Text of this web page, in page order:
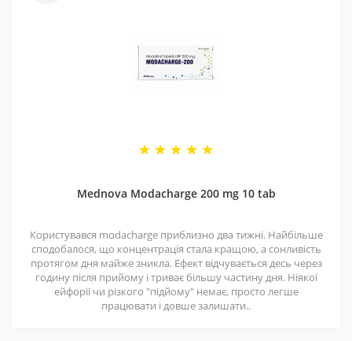
Маємо хороші ціни завдяки прямим контактам із
постачальниками. Часто бувають знижки — слідкуйте
допомогли багатьом клієнтам. Нам приємно, що нас
Mednova Modacharge 200 mg 10 tab
Користувався modacharge приблизно два тижні. Найбільше
сподобалося, що концентрація стала кращою, а сонливість
протягом дня майже зникла. Ефект відчувається десь через
годину після прийому і триває більшу частину дня. Ніякої
ейфорії чи різкого "підйому" немає, просто легше
працювати і довше залишати..